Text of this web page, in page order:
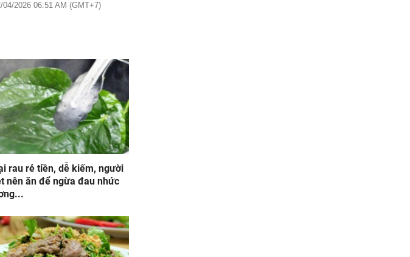
04/2026 06:51 AM (GMT+7)
rau rẻ tiền, dễ kiếm, người
nên ăn để ngừa đau nhức